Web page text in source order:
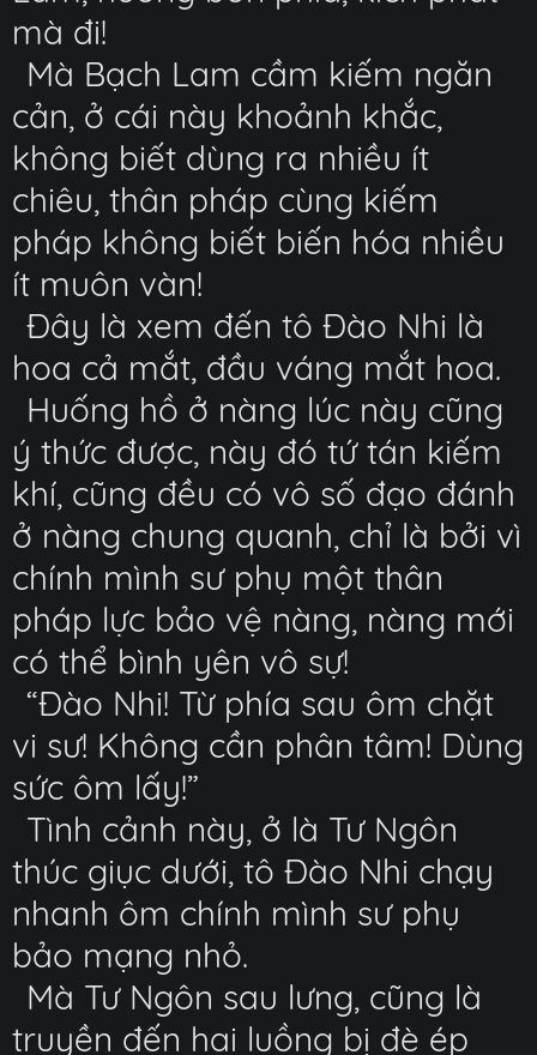
mà đi!
Mà Bạch Lam cầm kiếm ngăn
cản, ở cái này khoảnh khắc,
không biết dùng ra nhiều ít
chiêu, thân pháp cùng kiếm
pháp không biết biến hóa nhiều
ít muôn vàn!
Đây là xem đến tô Đào Nhi là
hoa cả mắt, đầu váng mắt hoa.
Huống hồ ở nàng lúc này cũng
ý thức được, này đó tứ tán kiếm
khí, cũng đều có vô số đạo đánh
ở nàng chung quanh, chỉ là bởi vì
chính mình sư phụ một thân
pháp lực bảo vệ nàng, nàng mới
có thể bình yên vô sự!
“Đào Nhi! Từ phía sau ôm chặt
vi sư! Không cần phân tâm! Dùng
sức ôm lấy!”
Tình cảnh này, ở là Tư Ngôn
thúc giục dưới, tô Đào Nhi chạy
nhanh ôm chính mình sư phụ
bảo mạng nhỏ.
Mà Tư Ngôn sau lưng, cũng là
truyền đến hai luồng bị đè ép